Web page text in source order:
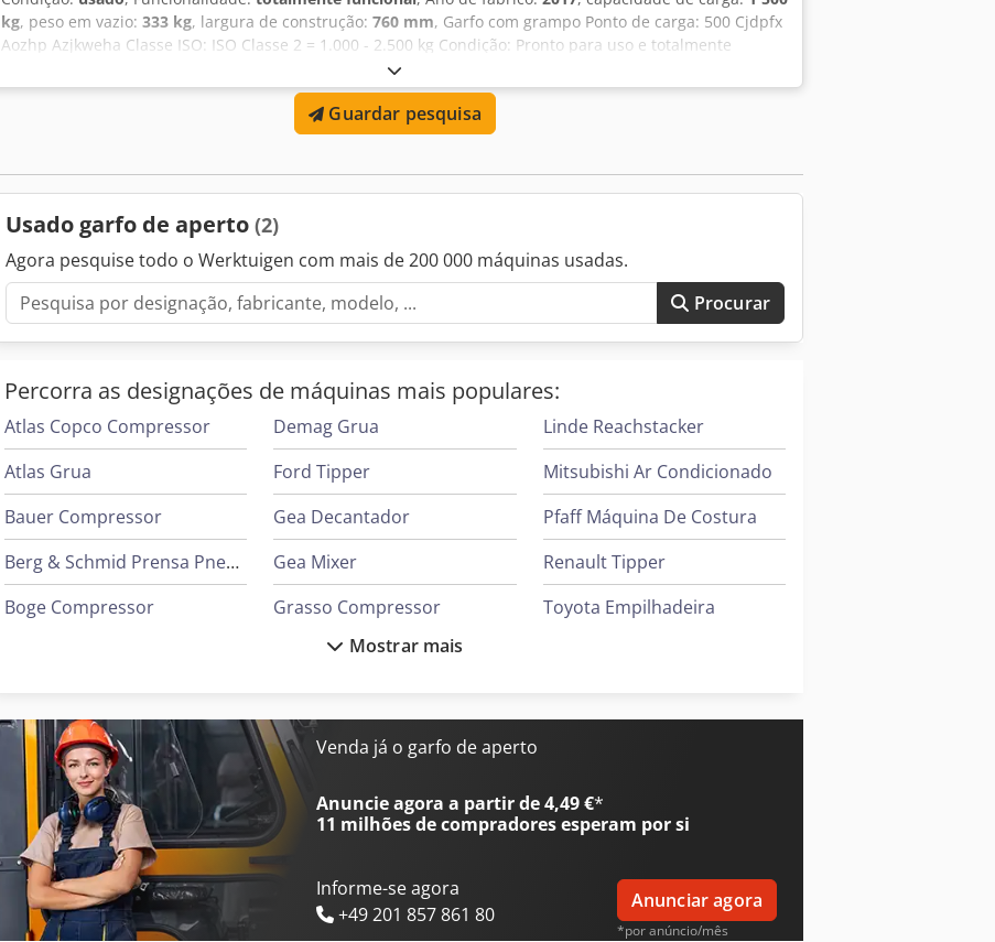
kg, peso em vazio: 333 kg, largura de construção: 760 mm, Garfo com grampo Ponto de carga: 500 Cjdpfx
Aozhp Azjkweha Classe ISO: ISO Classe 2 = 1.000 - 2.500 kg Condição: Pronto para uso e totalmente
funcional Condição técnica: boa Descrição: Em caso de dúvidas, não hesite em nos ligar. Além deste
modelo, temos cerca de 150 outros veículos de movimentação interna em estoque. Visite também nosso
site fleischmann-foerdertechnik. Leasing e financiamento, bem como entrega em condições vantajosas,
podem ser solicitados. Aceitamos também a retoma de equipamentos Linde – mesmo que não adquira
Guardar pesquisa
Usado garfo de aperto (2)
Agora pesquise todo o Werktuigen com mais de 200 000 máquinas usadas.
Procurar
Percorra as designações de máquinas mais populares:
Atlas Copco Compressor
Atlas Grua
Bauer Compressor
Berg & Schmid Prensa Pneumática
Boge Compressor
Cvs Ferrari Reachstacker
Daikin Ar Condicionado
Demag Grua
Ford Tipper
Gea Decantador
Gea Mixer
Grasso Compressor
Ingersoll Rand Compressor
Leif & Lorentz Máquinas De Escovar
Liebherr Grua
Linde Reachstacker
Mitsubishi Ar Condicionado
Pfaff Máquina De Costura
Renault Tipper
Toyota Empilhadeira
Mostrar mais
Venda já o garfo de aperto
Anuncie agora a partir de 4,49 €*
11 milhões de compradoresesperam por si
Informe-se agora
+49 201 857 861 80
Anunciar agora
*por anúncio/mês